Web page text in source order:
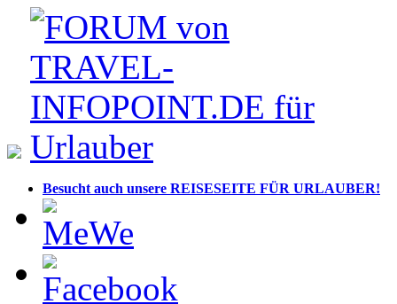
Besucht auch unsere REISESEITE FÜR URLAUBER!